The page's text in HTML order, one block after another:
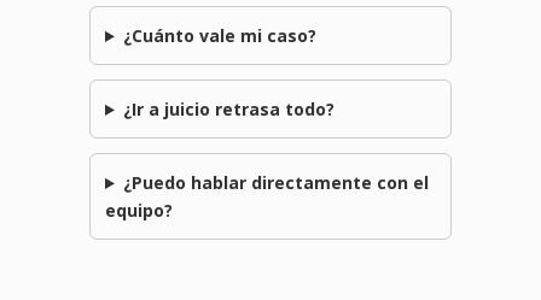
¿Cuánto vale mi caso?
¿Ir a juicio retrasa todo?
¿Puedo hablar directamente con el
equipo?